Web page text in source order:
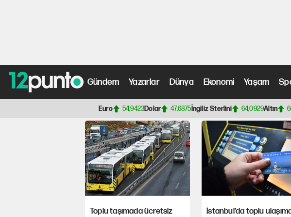
Gündem Yazarlar Dünya Ekonomi Yaşam
Euro 54,9423Dolar 47,6875 İngiliz Sterlini 64,0929Altın
Anasayfa> toplu taşıma Haberleri, Son Dakika Gelişmeleri, Güncel Haberler
İETT’de unutulan 7 bin 566 eşya
artırmayla satılacak
Toplu taşımada ücretsiz İstanbul’da toplu